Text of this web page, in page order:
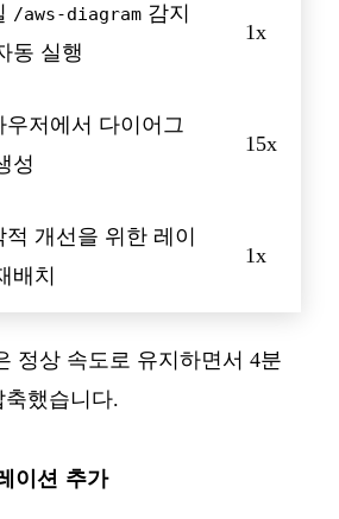
/aws-diagram 감지
동 실행
1x
우저에서 다이어그
성
15x
적 개선을 위한 레이
배치
1x
정상 속도로 유지하면서 4분
축했습니다.
이션 추가